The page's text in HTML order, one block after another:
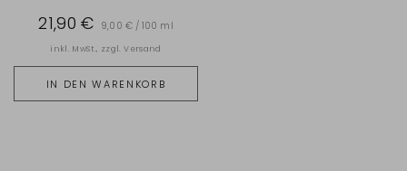
IN DEN WARENKORB
21,90 € 9,00 € / 100 ml
inkl. MwSt., zzgl.Versand